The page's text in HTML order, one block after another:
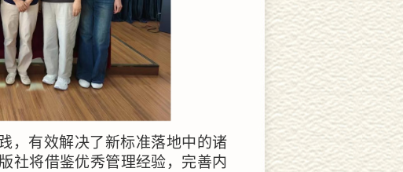
，有效解决了新标准落地中的诸
社将借鉴优秀管理经验，完善内